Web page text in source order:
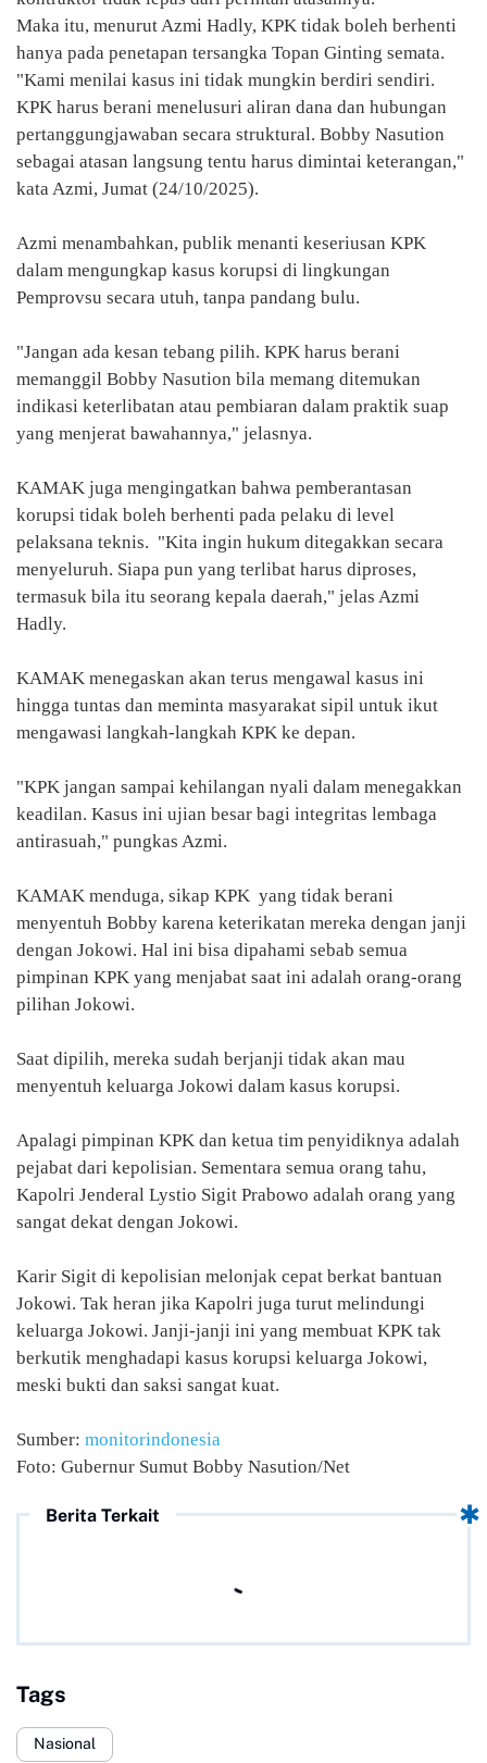
Maka itu, menurut Azmi Hadly, KPK tidak boleh berhenti
hanya pada penetapan tersangka Topan Ginting semata.
"Kami menilai kasus ini tidak mungkin berdiri sendiri.
KPK harus berani menelusuri aliran dana dan hubungan
pertanggungjawaban secara struktural. Bobby Nasution
sebagai atasan langsung tentu harus dimintai keterangan,"
kata Azmi, Jumat (24/10/2025).
Azmi menambahkan, publik menanti keseriusan KPK
dalam mengungkap kasus korupsi di lingkungan
Pemprovsu secara utuh, tanpa pandang bulu.
"Jangan ada kesan tebang pilih. KPK harus berani
memanggil Bobby Nasution bila memang ditemukan
indikasi keterlibatan atau pembiaran dalam praktik suap
yang menjerat bawahannya," jelasnya.
KAMAK juga mengingatkan bahwa pemberantasan
korupsi tidak boleh berhenti pada pelaku di level
pelaksana teknis. "Kita ingin hukum ditegakkan secara
menyeluruh. Siapa pun yang terlibat harus diproses,
termasuk bila itu seorang kepala daerah," jelas Azmi
Hadly.
KAMAK menegaskan akan terus mengawal kasus ini
hingga tuntas dan meminta masyarakat sipil untuk ikut
mengawasi langkah-langkah KPK ke depan.
"KPK jangan sampai kehilangan nyali dalam menegakkan
keadilan. Kasus ini ujian besar bagi integritas lembaga
antirasuah," pungkas Azmi.
KAMAK menduga, sikap KPK yang tidak berani
menyentuh Bobby karena keterikatan mereka dengan janji
dengan Jokowi. Hal ini bisa dipahami sebab semua
pimpinan KPK yang menjabat saat ini adalah orang-orang
pilihan Jokowi.
Saat dipilih, mereka sudah berjanji tidak akan mau
menyentuh keluarga Jokowi dalam kasus korupsi.
Apalagi pimpinan KPK dan ketua tim penyidiknya adalah
pejabat dari kepolisian. Sementara semua orang tahu,
Kapolri Jenderal Lystio Sigit Prabowo adalah orang yang
sangat dekat dengan Jokowi.
Karir Sigit di kepolisian melonjak cepat berkat bantuan
Jokowi. Tak heran jika Kapolri juga turut melindungi
keluarga Jokowi. Janji-janji ini yang membuat KPK tak
berkutik menghadapi kasus korupsi keluarga Jokowi,
meski bukti dan saksi sangat kuat.
Sumber: monitorindonesia
Foto: Gubernur Sumut Bobby Nasution/Net
Berita Terkait
Tags
Nasional